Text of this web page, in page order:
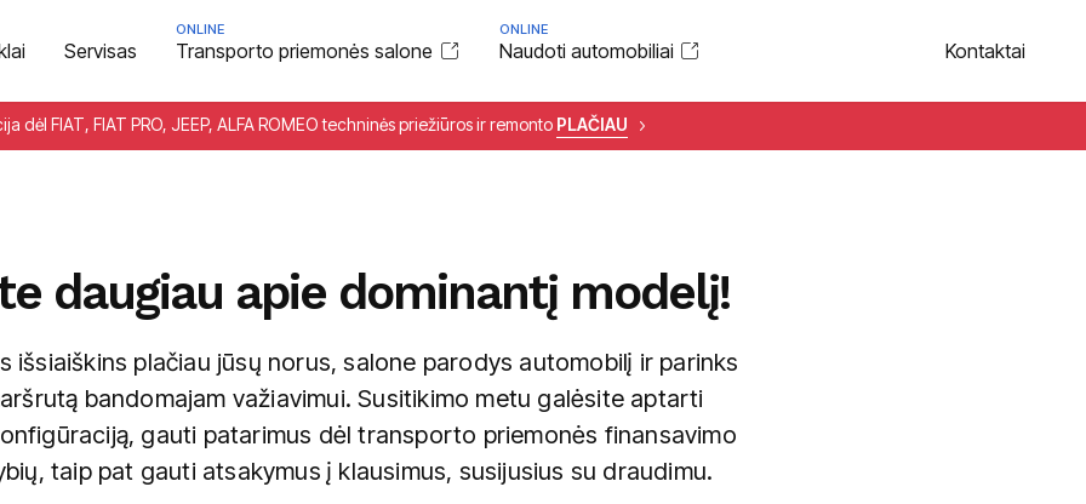
Servisas Transporto priemonės salone
ONLINE
Naudoti automobiliai
ONLINE
Kontaktai
dėl FIAT, FIAT PRO, JEEP, ALFA ROMEO techninės priežiūros ir remonto PLAČIAU
daugiau apie dominantį modelį!
išsiaiškins plačiau jūsų norus, salone parodys automobilį ir parinks
bandomajam važiavimui. Susitikimo metu galėsite aptarti
gauti patarimus dėl transporto priemonės finansavimo
taip pat gauti atsakymus į klausimus, susijusius su draudimu.